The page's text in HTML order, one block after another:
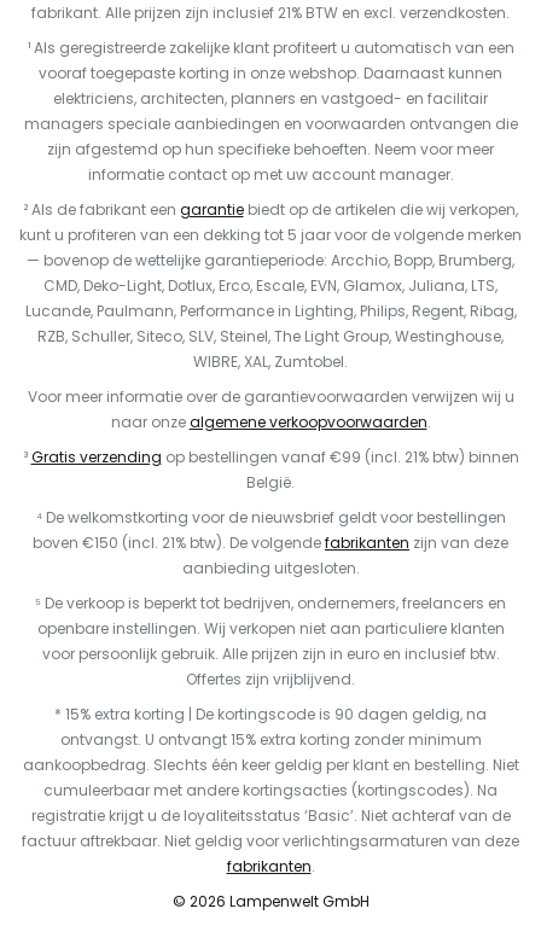
fabrikant. Alle prijzen zijn inclusief 21% BTW en excl. verzendkosten.
¹ Als geregistreerde zakelijke klant profiteert u automatisch van een
vooraf toegepaste korting in onze webshop. Daarnaast kunnen
elektriciens, architecten, planners en vastgoed- en facilitair
managers speciale aanbiedingen en voorwaarden ontvangen die
zijn afgestemd op hun specifieke behoeften. Neem voor meer
informatie contact op met uw account manager.
² Als de fabrikant een garantiebiedt op de artikelen die wij verkopen,
kunt u profiteren van een dekking tot 5 jaar voor de volgende merken
— bovenop de wettelijke garantieperiode: Arcchio, Bopp, Brumberg,
CMD, Deko-Light, Dotlux, Erco, Escale, EVN, Glamox, Juliana, LTS,
Lucande, Paulmann, Performance in Lighting, Philips, Regent, Ribag,
RZB, Schuller, Siteco, SLV, Steinel, The Light Group, Westinghouse,
WIBRE, XAL, Zumtobel.
Voor meer informatie over de garantievoorwaarden verwijzen wij u
naar onzealgemene verkoopvoorwaarden.
³Gratis verzending op bestellingen vanaf €99 (incl. 21% btw) binnen
België.
⁴ De welkomstkorting voor de nieuwsbrief geldt voor bestellingen
boven €150 (incl. 21% btw). De volgendefabrikanten zijn van deze
aanbieding uitgesloten.
⁵ De verkoop is beperkt tot bedrijven, ondernemers, freelancers en
openbare instellingen. Wij verkopen niet aan particuliere klanten
voor persoonlijk gebruik. Alle prijzen zijn in euro en inclusief btw.
Offertes zijn vrijblijvend.
* 15% extra korting | De kortingscode is 90 dagen geldig, na
ontvangst. U ontvangt 15% extra korting zonder minimum
aankoopbedrag. Slechts één keer geldig per klant en bestelling. Niet
cumuleerbaar met andere kortingsacties (kortingscodes). Na
registratie krijgt u de loyaliteitsstatus ‘Basic’. Niet achteraf van de
factuur aftrekbaar. Niet geldig voor verlichtingsarmaturen van deze
fabrikanten.
© 2026 Lampenwelt GmbH